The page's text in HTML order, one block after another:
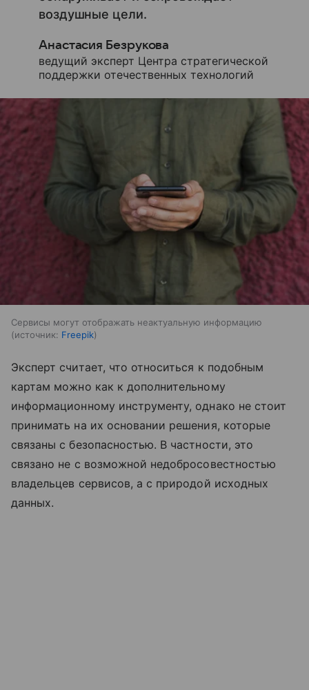
воздушные цели.
Анастасия Безрукова
ведущий эксперт Центра стратегической
поддержки отечественных технологий
Сервисы могут отображать неактуальную информацию
источник: Freepik
Эксперт считает, что относиться к подобным
картам можно как к дополнительному
информационному инструменту, однако не стоит
принимать на их основании решения, которые
связаны с безопасностью. В частности, это
связано не с возможной недобросовестностью
владельцев сервисов, а с природой исходных
данных.